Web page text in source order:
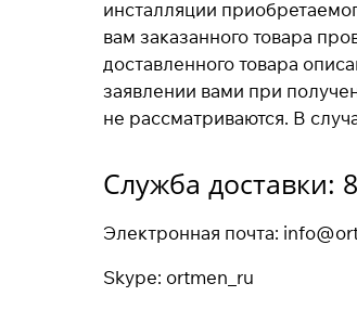
инсталляции
вам заказанного товара
доставленного товара
заявлении вами при
не рассматриваются. В
Служба доставки:
Электронная почта:
Skype: ortmen_ru